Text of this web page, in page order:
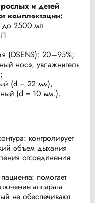
и детей
комплектации:
до 2500 мл
(DSENS): 20–95%;
нос», увлажнитель
(d = 22 мм),
(d = 10 мм.).
контролирует
объем дыхания
отсоединения
помогает
аппарата
не обеспечивают